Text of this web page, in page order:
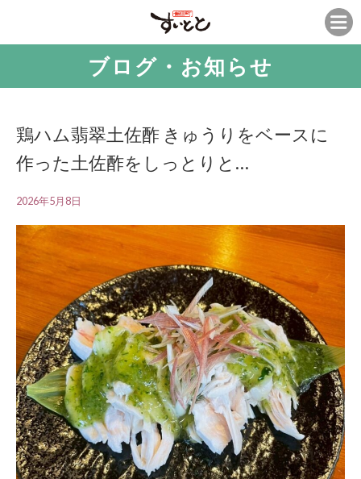
ブログ・お知らせ
鶏ハム翡翠土佐酢 きゅうりをベースに
作った土佐酢をしっとりと…
2026年5月8日